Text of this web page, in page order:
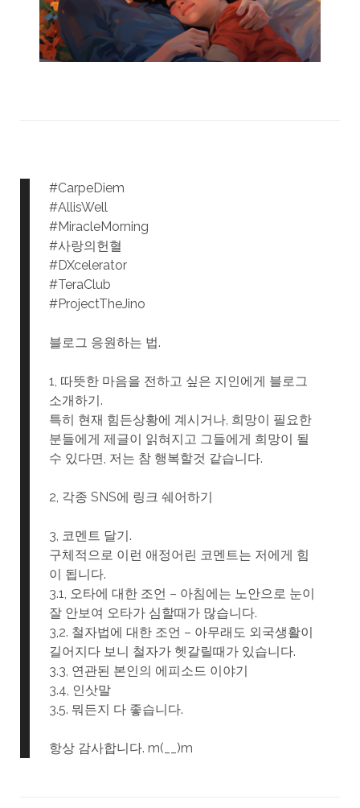
#CarpeDiem
#AllisWell
#MiracleMorning
#사랑의헌혈
#DXcelerator
#TeraClub
#ProjectTheJino
블로그 응원하는 법.
1, 따뜻한 마음을 전하고 싶은 지인에게 블로그
소개하기.
특히 현재 힘든상황에 계시거나, 희망이 필요한
분들에게 제글이 읽혀지고 그들에게 희망이 될
수 있다면, 저는 참 행복할것 같습니다.
2, 각종 SNS에 링크 쉐어하기
3, 코멘트 달기.
구체적으로 이런 애정어린 코멘트는 저에게 힘
이 됩니다.
3.1, 오타에 대한 조언 – 아침에는 노안으로 눈이
잘 안보여 오타가 심할때가 많습니다.
3,2. 철자법에 대한 조언 – 아무래도 외국생활이
길어지다 보니 철자가 헷갈릴때가 있습니다.
3.3, 연관된 본인의 에피소드 이야기
3.4, 인삿말
3.5. 뭐든지 다 좋습니다.
항상 감사합니다. m(__)m